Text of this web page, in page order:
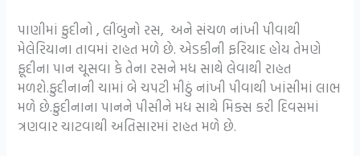
પાણીમાં ફુદીનો , લીંબુનો રસ, અને સંચળ નાંખી પીવાથી
મેલેરિયાના તાવમાં રાહત મળે છે. એડકીની ફરિયાદ હોય તેમણે
ફૂદીના પાન ચૂસવા કે તેના રસને મધ સાથે લેવાથી રાહત
મળશે.ફુદીનાની ચામાં બે ચપટી મીઠું નાંખી પીવાથી ખાંસીમાં લાભ
મળે છે.ફુદીનાના પાનને પીસીને મધ સાથે મિક્સ કરી દિવસમાં
ત્રણવાર ચાટવાથી અતિસારમાં રાહત મળે છે.